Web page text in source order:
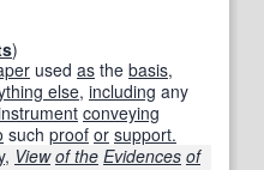
)
used as the basis,
else, including any
conveying
such proof or support.
, View of the Evidences of